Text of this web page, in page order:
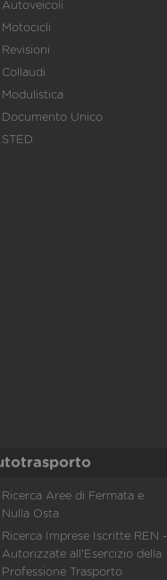
Autoveicoli
Motocicli
Revisioni
Collaudi
Modulistica
Documento Unico
STED
Ricerca Aree di Fermata e
Nulla Osta
Ricerca Imprese Iscritte REN -
Autorizzate all'Esercizio della
Professione Trasporto